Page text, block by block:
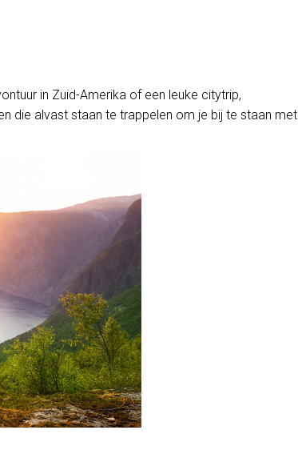
in Zuid-Amerika of een leuke citytrip,
die alvast staan te trappelen om je bij te staan met